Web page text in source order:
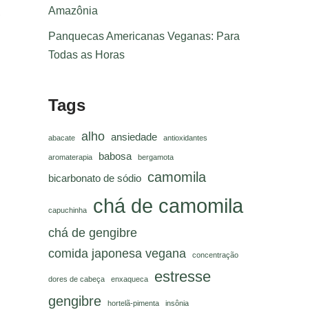
Amazônia
Panquecas Americanas Veganas: Para
Todas as Horas
Tags
abacate alho ansiedade antioxidantes
aromaterapia babosa bergamota
bicarbonato de sódio camomila
capuchinha chá de camomila
chá de gengibre
comida japonesa vegana
concentração
dores de cabeça enxaqueca estresse
gengibre hortelã-pimenta insônia